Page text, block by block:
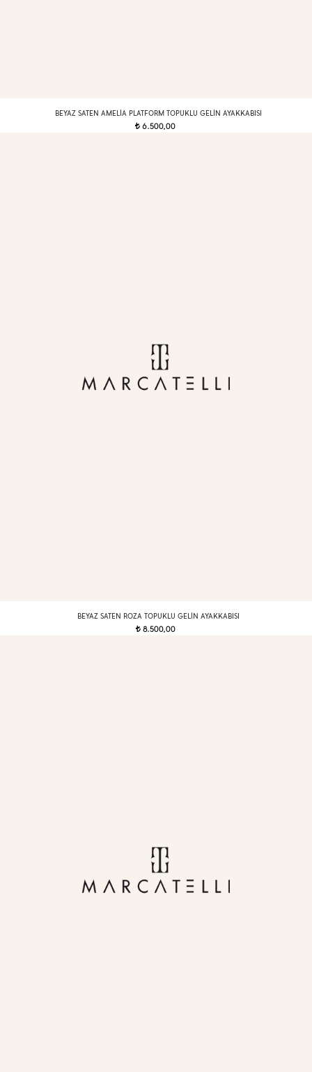
BEYAZ SATEN AMELIA PLATFORM TOPUKLU GELIN AYAKKABISI
t 6.500,00
BEYAZ SATEN ROZA TOPUKLU GELIN AYAKKABISI
t8.500,00